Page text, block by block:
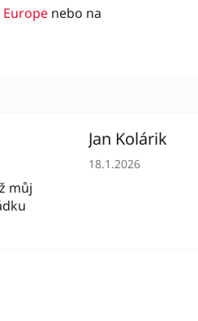
Europe nebo na
hvězdiček.
můj
Jan Kolárik
Hodnocení
18.1.2026